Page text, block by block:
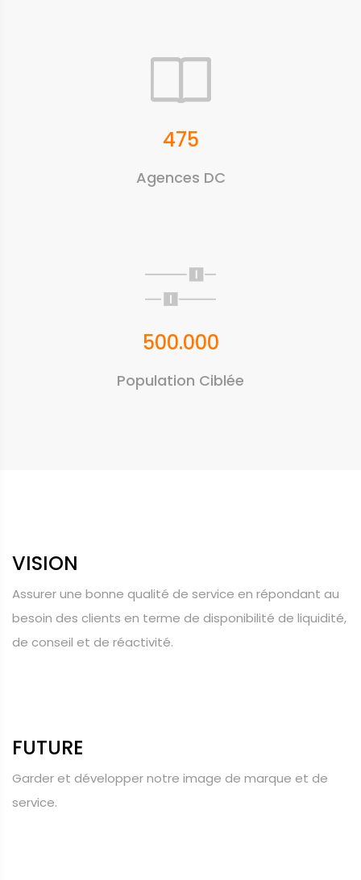
475
Agences DC
500.000
Population Ciblée
VISION
Assurer une bonne qualité de service en répondant au
besoin des clients en terme de disponibilité de liquidité,
de conseil et de réactivité.
FUTURE
Garder et développer notre image de marque et de
service.